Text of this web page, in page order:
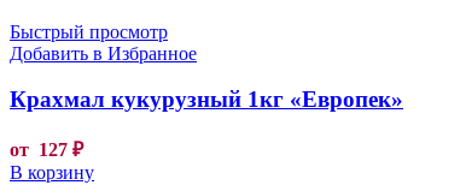
Быстрый просмотр
Добавить в Избранное
Крахмал кукурузный 1кг «Европек»
от 127 ₽
В корзину